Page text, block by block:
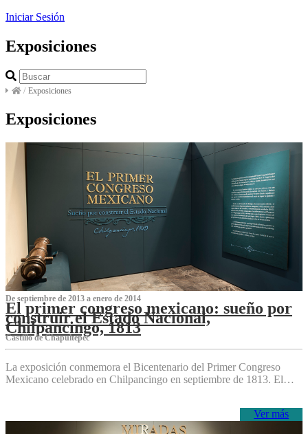
Iniciar Sesión
Exposiciones
/ Exposiciones
Exposiciones
De septiembre de 2013 a enero de 2014
El primer congreso mexicano: sueño por
construir el Estado Nacional,
Chilpancingo, 1813
Castillo de Chapultepec
La exposición conmemora el Bicentenario del Primer Congreso
Mexicano celebrado en Chilpancingo en septiembre de 1813. El…
Ver más